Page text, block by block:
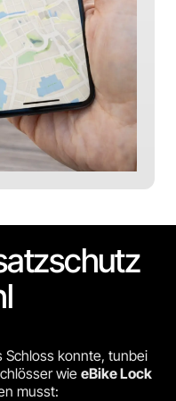
Schloss konnte, tunbei
wie eBike Lock
musst: